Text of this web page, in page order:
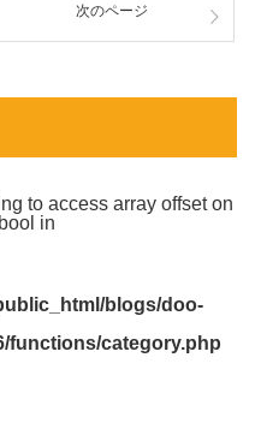
次のページ
to access array offset on
in
blogs/doo-
functions/category.php